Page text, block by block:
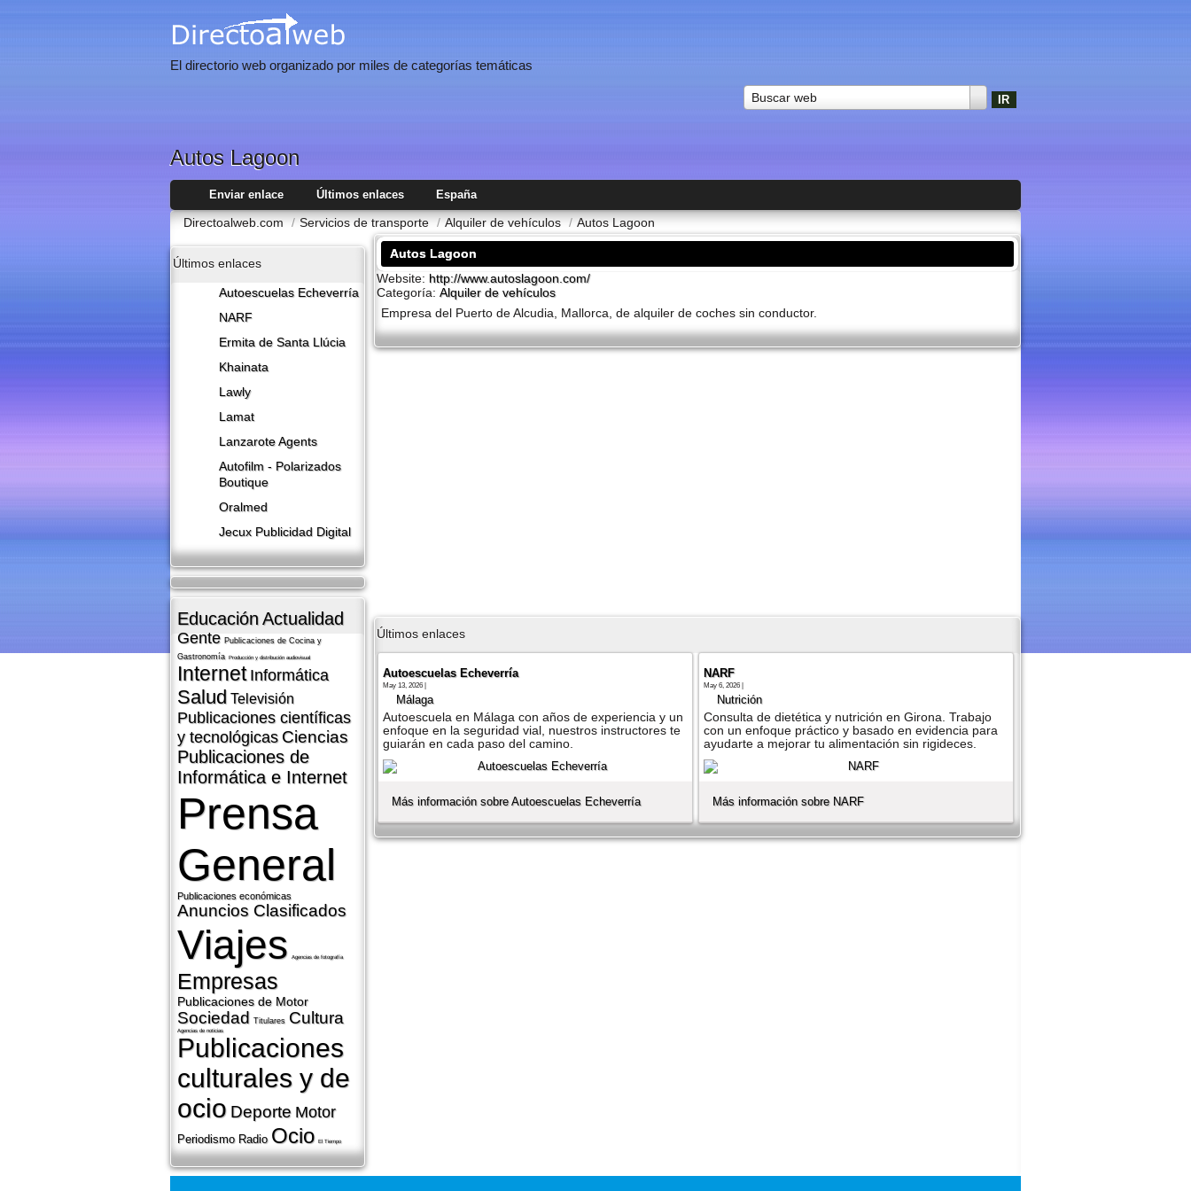
El directorio web organizado por miles de categorías temáticas
Buscar web
Autos Lagoon
Enviar enlace Últimos enlaces España
Directoalweb.com / Servicios de transporte / Alquiler de vehí­culos / Autos Lagoon
Últimos enlaces
Autoescuelas Echeverría
NARF
Ermita de Santa Llúcia
Khainata
Lawly
Lamat
Lanzarote​ Agents
Autofilm - Polarizados
Boutique
Oralmed
Jecux Publicidad Digital
EducaciónActualidad
Gente Publicaciones de Cocina y
Gastronomí­a
Producción y distribución audiovisual
Internet Informática
Salud Televisión
Publicaciones cientí­ficas
y tecnológicas Ciencias
Publicaciones de
Informática e Internet
Prensa
General
Publicaciones económicas
Anuncios Clasificados
Viajes Agencias de fotografí­a
Empresas
Publicaciones de Motor
Sociedad Titulares Cultura
Agencias de noticias
Publicaciones
culturales y de
ocio Deporte Motor
Periodismo Radio Ocio El Tiempo
Autos Lagoon
Website: http://www.autoslagoon.com/
Categoría:Alquiler de vehí­culos
Empresa del Puerto de Alcudia, Mallorca, de alquiler de coches sin conductor.
Últimos enlaces
Autoescuelas Echeverría
May 13, 2026 |
Málaga
Autoescuela en Málaga con años de experiencia y un
enfoque en la seguridad vial, nuestros instructores te
guiarán en cada paso del camino.
Más información sobre Autoescuelas Echeverría
NARF
May 6, 2026 |
Nutrición
Consulta de dietética y nutrición en Girona. Trabajo
con un enfoque práctico y basado en evidencia para
ayudarte a mejorar tu alimentación sin rigideces.
Más información sobre NARF